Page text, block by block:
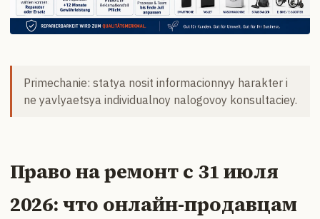
Primechanie: statya nosit informacionnyy harakter i
ne yavlyaetsya individualnoy nalogovoy konsultaciey.
Право на ремонт с 31 июля
2026: что онлайн-продавцам